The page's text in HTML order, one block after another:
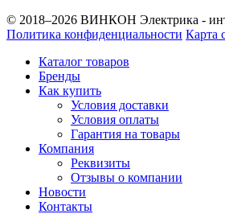
© 2018–2026 ВИНКОН Электрика -
Политика конфиденциальности Карта
Каталог товаров
Бренды
Как купить
Условия доставки
Условия оплаты
Гарантия на товары
Компания
Реквизиты
Отзывы о компании
Новости
Контакты